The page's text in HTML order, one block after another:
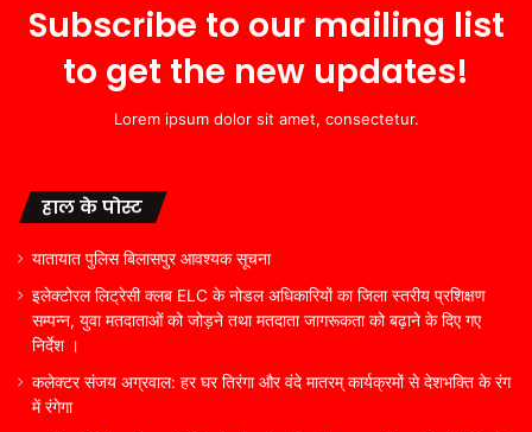
Subscribe to our mailing list
to get the new updates!
Lorem ipsum dolor sit amet, consectetur.
हाल के पोस्ट
यातायात पुलिस बिलासपुर आवश्यक सूचना
इलेक्टोरल लिट्रेसी क्लब ELC के नोडल अधिकारियों का जिला स्तरीय प्रशिक्षण
सम्पन्न, युवा मतदाताओं को जोड़ने तथा मतदाता जागरूकता को बढ़ाने के दिए गए
निर्देश ।
कलेक्टर संजय अग्रवाल: हर घर तिरंगा और वंदे मातरम् कार्यक्रमों से देशभक्ति के रंग
में रंगेगा